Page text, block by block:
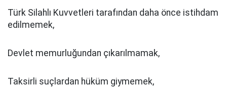
Türk Silahlı Kuvvetleri tarafından daha önce istihdam
edilmemek,
Devlet memurluğundan çıkarılmamak,
Taksirli suçlardan hüküm giymemek,